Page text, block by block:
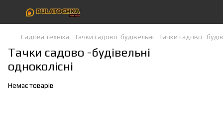
Садова техніка Тачки садово-будівельні Тачки садово -
Тачки садово -будівельні
одноколісні
Немає товарів